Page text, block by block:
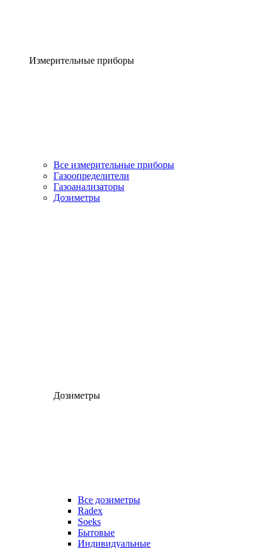
Измерительные приборы
Все измерительные приборы
Газоопределители
Газоанализаторы
Дозиметры
Дозиметры
Все дозиметры
Radex
Soeks
Бытовые
Индивидуальные